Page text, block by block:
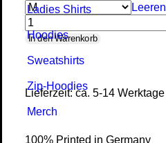
Ladies Shirts
Hoodies
Sweat­shirts
Zip-Hoodies
Merch
Leeren
Puss
in
-
Ladies
Organic
In den Warenkorb
Lieferzeit: ca. 5-14 Werktage
100% Printed in Germany